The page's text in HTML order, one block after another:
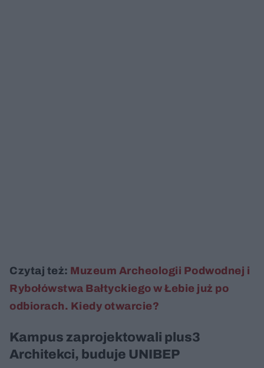
Czytaj też: Muzeum Archeologii Podwodnej i
Rybołówstwa Bałtyckiego w Łebie już po
odbiorach. Kiedy otwarcie?
Kampus zaprojektowali plus3
Architekci, buduje UNIBEP